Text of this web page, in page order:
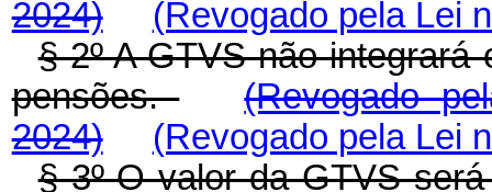
2024)
(Revogado pela Lei
§ 2º A GTVS não
pensões.
(Revogado
2024)
(Revogado pela Lei
§ 3º O valor da GTVS